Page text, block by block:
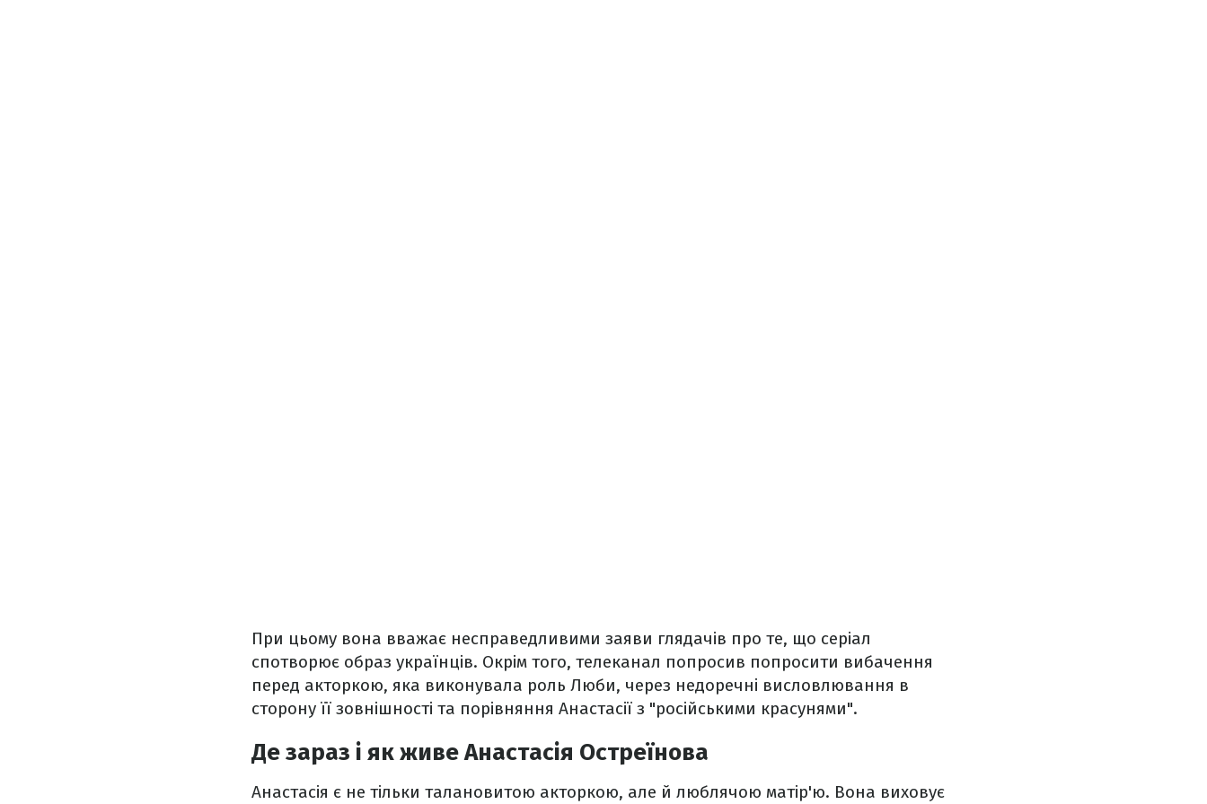
При цьому вона вважає несправедливими заяви глядачів про те, що серіал
спотворює образ українців. Окрім того, телеканал попросив попросити вибачення
перед акторкою, яка виконувала роль Люби, через недоречні висловлювання в
сторону її зовнішності та порівняння Анастасії з "російськими красунями".
Де зараз і як живе Анастасія Остреїнова
Анастасія є не тільки талановитою акторкою, але й люблячою матір'ю. Вона виховує